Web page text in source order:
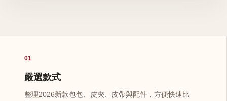
01
嚴選款式
整理2026新款包包、皮夾、皮帶與配件，方便快速比